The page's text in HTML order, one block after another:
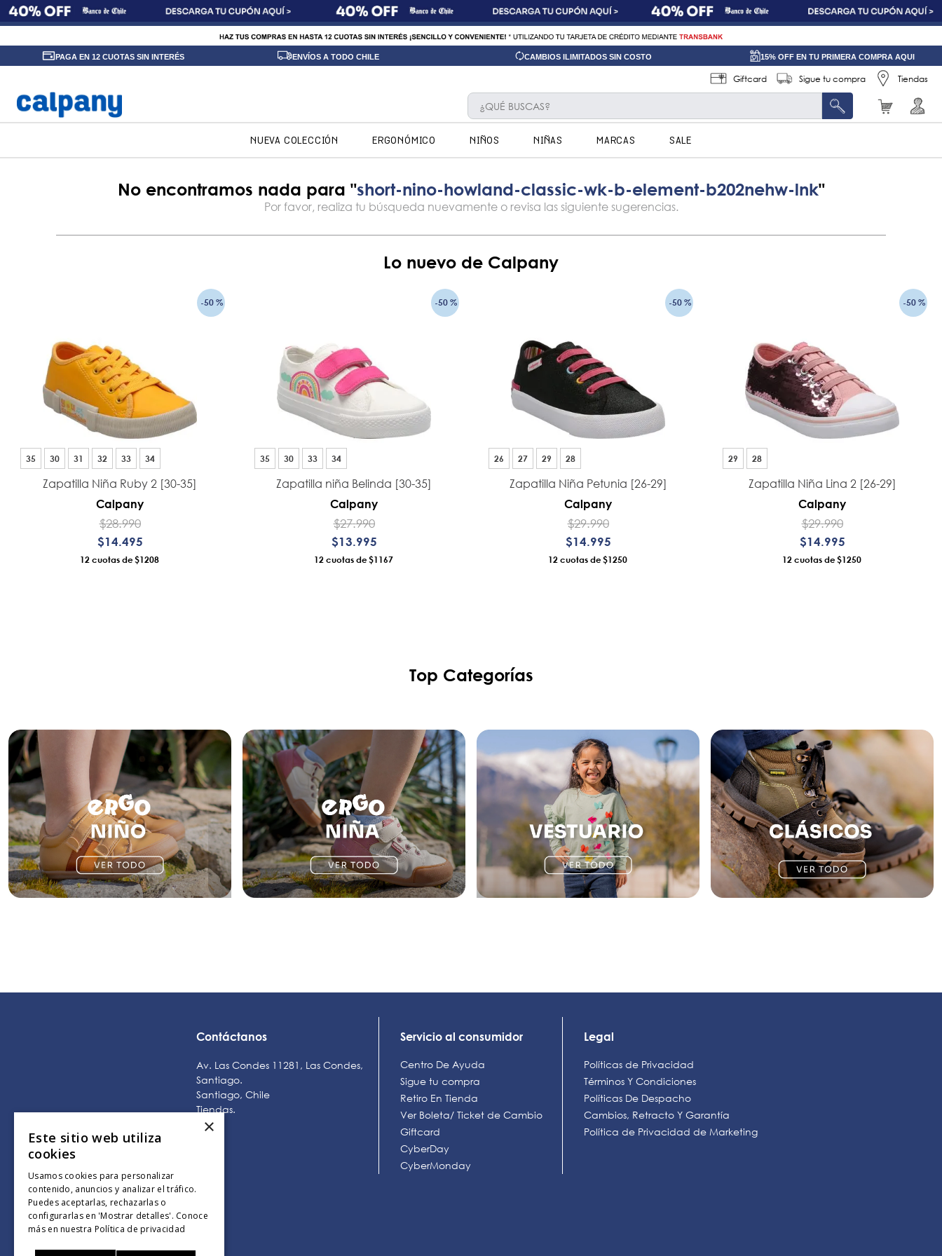
PAGA EN 12 CUOTAS SIN INTERÉS ENVÍOS A TODO CHILE CAMBIOS ILIMITADOS SIN COSTO 15% OFF EN TU PRIMERA COMPRA AQUI
Giftcard Sigue tu compra Tiendas
¿QUÉ BUSCAS?
NUEVA COLECCIÓN ERGONÓMICO NIÑOS NIÑAS MARCAS SALE
short-nino-howland-classic-wk-b-element-b202nehw-lnk
Lo nuevo de Calpany
-50 %
35 30 31 32 33 34
Zapatilla Niña Ruby 2 [30-35]
Calpany
$28.990
$14 495
12 $1208
-50 %
35 30 33 34
Zapatilla niña Belinda [30-35]
Calpany
$27.990
$13 995
12 $1167
-50 %
26 27 29 28
Zapatilla Niña Petunia [26-29]
Calpany
$29.990
$14 995
12 $1250
-50 %
29 28
Zapatilla Niña Lina 2 [26-29]
Calpany
$29.990
$14 995
12 $1250
Top Categorías
Contáctanos
Av. Las Condes 11281, Las Condes,
Santiago.
Santiago, Chile
Tiendas.
Servicio al consumidor
Centro De Ayuda
Sigue tu compra
Retiro En Tienda
Ver Boleta/ Ticket de Cambio
Giftcard
CyberDay
CyberMonday
Legal
Políticas de Privacidad
Términos Y Condiciones
Políticas De Despacho
Cambios, Retracto Y Garantía
Política de Privacidad de Marketing
×
Este sitio web utiliza
cookies
Usamos cookies para personalizar
contenido, anuncios y analizar el tráfico.
Puedes aceptarlas, rechazarlas o
configurarlas en 'Mostrar detalles'. Conoce
más en nuestra Política de privacidad
TÉRMINOS MÁS BUSCADOS
1.
ninos
3.
hush puppies kids
zapatillas